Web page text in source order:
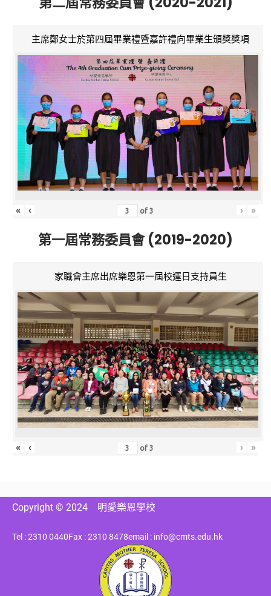
主席鄭女士於第四屆畢業禮暨嘉許禮向畢業生頒獎獎項
« ‹ of3 › »
第一屆常務委員會 (2019-2020)
家職會主席出席樂恩第一屆校運日支持員生
« ‹ of3 › »
Copyright © 2024 明愛樂恩學校
Tel : 2310 0440Fax : 2310 8478email : info@cmts.edu.hk